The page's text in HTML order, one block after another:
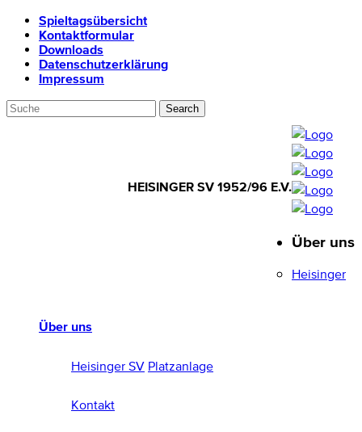
Spieltagsübersicht
Kontaktformular
Downloads
Datenschutzerklärung
Impressum
HEISINGER SV 1952/96 E.V.
1952/96 E.V.
Über uns
Heisinger SV Platzanlage
Kontakt
Über uns
Heisinger